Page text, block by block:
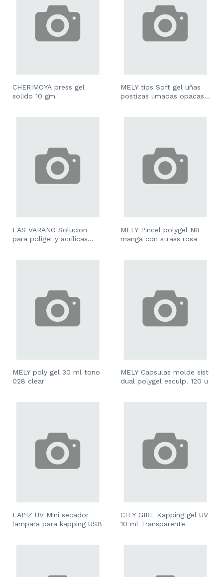
CHERIMOYA press gel
solido 10 gm
MELY tips Soft gel uñas
postizas limadas opacas
LAS VARANO Solucion
para poligel y acrílicas
MELY Pincel polygel N8
manga con strass rosa
MELY poly gel 30 ml tono
028 clear
MELY Capsulas molde sist
dual polygel esculp. 120 u
LAPIZ UV Mini secador
lampara para kapping USB
CITY GIRL Kapping gel UV
10 ml Transparente